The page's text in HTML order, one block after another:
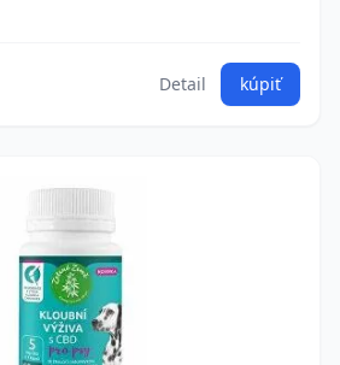
Detail kúpiť